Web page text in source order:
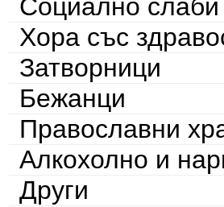
Социално слаби
Хора със
Затворници
Бежанци
Православни
Алкохолно и
Други